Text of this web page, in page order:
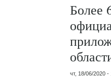
Более
чт, 18/06/2020 -